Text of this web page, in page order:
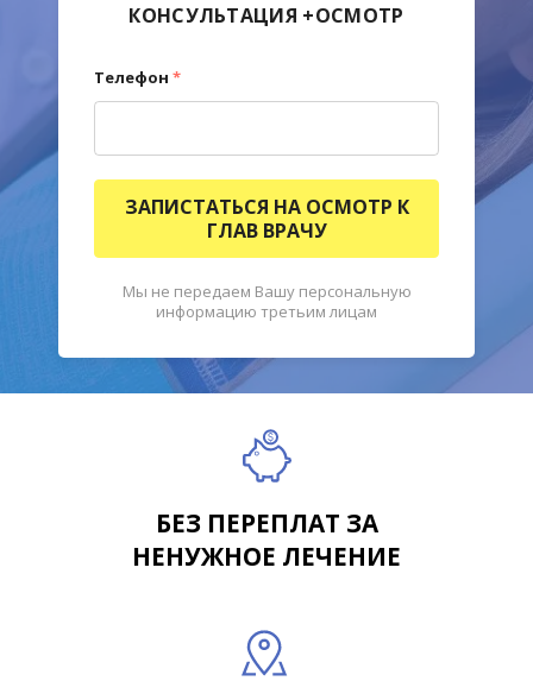
КОНСУЛЬТАЦИЯ +ОСМОТР
Телефон *
ЗАПИСТАТЬСЯ НА ОСМОТР К
ГЛАВ ВРАЧУ
Мы не передаем Вашу персональную
информацию третьим лицам
БЕЗ ПЕРЕПЛАТ ЗА
НЕНУЖНОЕ ЛЕЧЕНИЕ